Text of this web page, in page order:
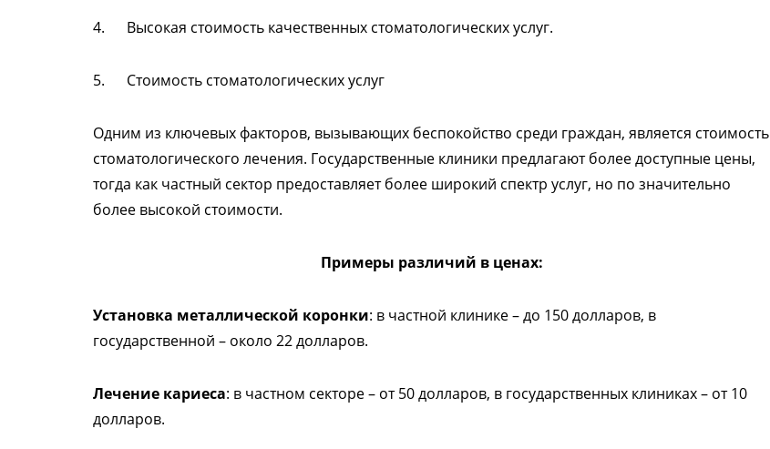
4. Высокая стоимость качественных стоматологических услуг.
5. Стоимость стоматологических услуг
Одним из ключевых факторов, вызывающих беспокойство среди граждан, является стоимость
стоматологического лечения. Государственные клиники предлагают более доступные цены,
тогда как частный сектор предоставляет более широкий спектр услуг, но по значительно
более высокой стоимости.
Примеры различий в ценах:
Установка металлической коронки: в частной клинике – до 150 долларов, в
государственной – около 22 долларов.
Лечение кариеса: в частном секторе – от 50 долларов, в государственных клиниках – от 10
долларов.